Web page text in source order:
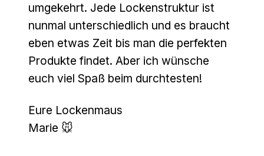
umgekehrt. Jede Lockenstruktur ist
nunmal unterschiedlich und es braucht
eben etwas Zeit bis man die perfekten
Produkte findet. Aber ich wünsche
euch viel Spaß beim durchtesten!
Eure Lockenmaus
Marie 🐭